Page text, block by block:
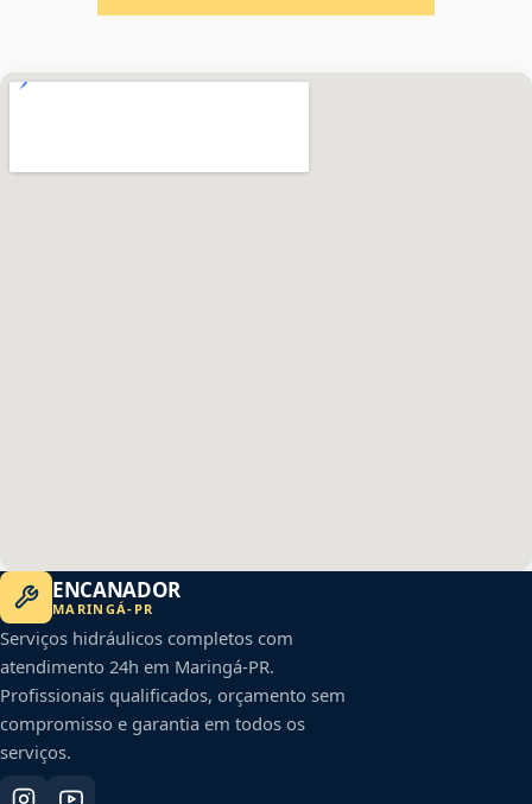
ENCANADOR
MARINGÁ- PR
Serviços hidráulicos completos com
atendimento 24h em Maringá-PR.
Profissionais qualificados, orçamento sem
compromisso e garantia em todos os
serviços.